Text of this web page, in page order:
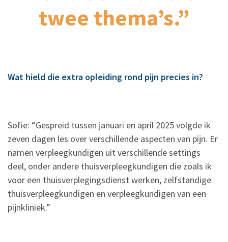
twee thema’s.”
Wat hield die extra opleiding rond pijn precies in?
Sofie: “Gespreid tussen januari en april 2025 volgde ik
zeven dagen les over verschillende aspecten van pijn. Er
namen verpleegkundigen uit verschillende settings
deel, onder andere thuisverpleegkundigen die zoals ik
voor een thuisverplegingsdienst werken, zelfstandige
thuisverpleegkundigen en verpleegkundigen van een
pijnkliniek.”